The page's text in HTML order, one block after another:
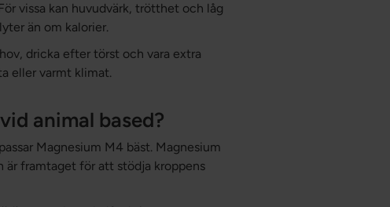
vissa kan huvudvärk, trötthet och låg
än om kalorier.
dricka efter törst och vara extra
eller varmt klimat.
animal based?
Magnesium M4 bäst. Magnesium
är framtaget för att stödja kroppens